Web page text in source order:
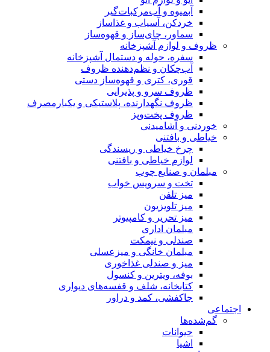
آبمیوه و آب‌مرکبات‌گیر
خردکن، آسیاب و غذاساز
سماور، چای‌ساز و قهوه‌ساز
ظروف و لوازم آشپزخانه
سفره، حوله و دستمال آشپزخانه
آب‌چکان و نظم‌دهنده ظروف
قوری، کتری و قهوه‌ساز دستی
ظروف سرو و پذیرایی
ظروف نگهدارنده، پلاستیکی و یکبارمصرف
ظروف پخت‌وپز
خوردنی و آشامیدنی
خیاطی و بافتنی
چرخ خیاطی و ریسندگی
لوازم خیاطی و بافتنی
مبلمان و صنایع چوب
تخت و سرویس خواب
میز تلفن
میز تلویزیون
میز تحریر و کامپیوتر
مبلمان اداری
صندلی و نیمکت
مبلمان خانگی و میزعسلی
میز و صندلی غذاخوری
بوفه، ویترین و کنسول
کتابخانه، شلف و قفسه‌های دیواری
جاکفشی، کمد و دراور
اجتماعی
گم‌شده‌ها
حیوانات
اشیا